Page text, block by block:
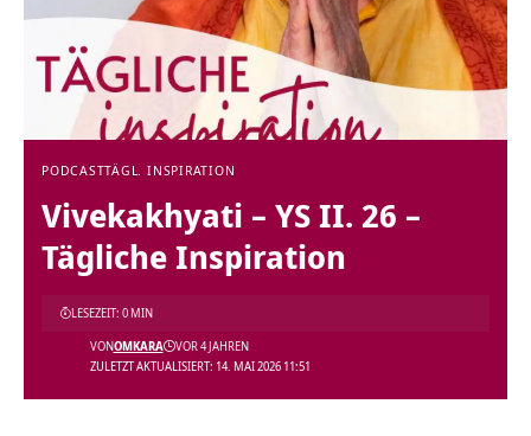
PODCASTTÄGL. INSPIRATION
Vivekakhyati – YS II. 26 –
Tägliche Inspiration
ZULETZT AKTUALISIERT: 14. MAI 2026 11:51
VONOMKARA VOR 4 JAHREN
LESEZEIT: 0 MIN